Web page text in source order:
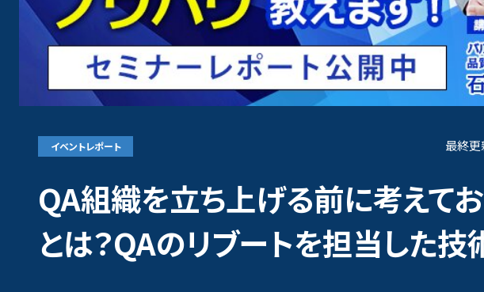
品質コンサルティング
品質管理支援（QMO）
QAチーム立ち上げ支援
イベントレポート 最終更
QA組織を立ち上げる前に考えて
とは？QAのリブートを担当した